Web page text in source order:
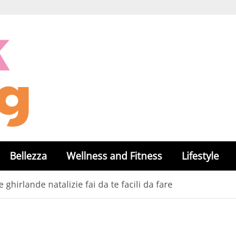
Bellezza Wellness and Fitness Lifestyle
ghirlande natalizie fai da te facili da fare